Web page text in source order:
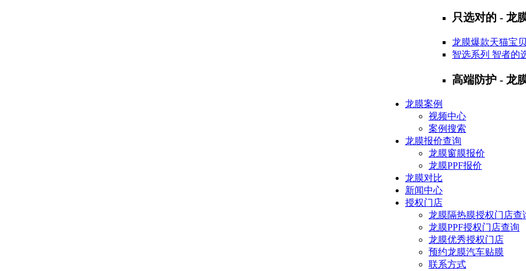
只选对的 - 龙
龙膜爆款天猫宝
智选系列 智者的
高端防护 - 龙
龙膜案例
视频中心
案例搜索
龙膜报价查询
龙膜窗膜报价
龙膜PPF报价
龙膜对比
新闻中心
授权门店
龙膜隔热膜授权门店查
龙膜PPF授权门店查询
龙膜优秀授权门店
预约龙膜汽车贴膜
联系方式